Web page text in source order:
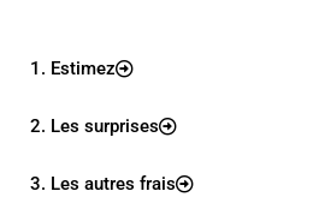
1. Estimez
2. Les surprises
3. Les autres frais